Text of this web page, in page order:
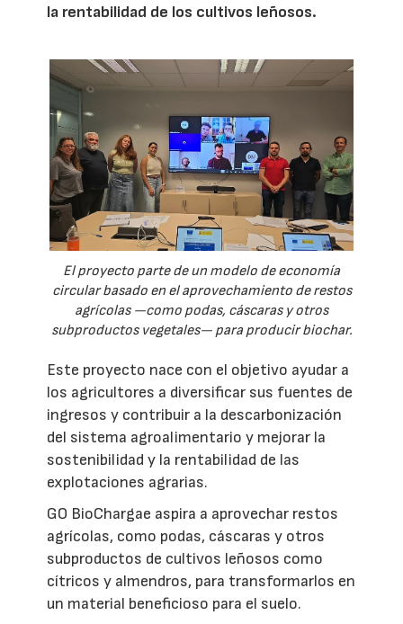
la rentabilidad de los cultivos leñosos.
El proyecto parte de un modelo de economía
circular basado en el aprovechamiento de restos
agrícolas —como podas, cáscaras y otros
subproductos vegetales— para producir biochar.
Este proyecto nace con el objetivo ayudar a
los agricultores a diversificar sus fuentes de
ingresos y contribuir a la descarbonización
del sistema agroalimentario y mejorar la
sostenibilidad y la rentabilidad de las
explotaciones agrarias.
GO BioChargae aspira a aprovechar restos
agrícolas, como podas, cáscaras y otros
subproductos de cultivos leñosos como
cítricos y almendros, para transformarlos en
un material beneficioso para el suelo.